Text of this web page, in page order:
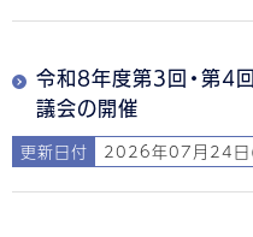
令和8年度第3回・第4
議会の開催
更新日付 2026年07月24日